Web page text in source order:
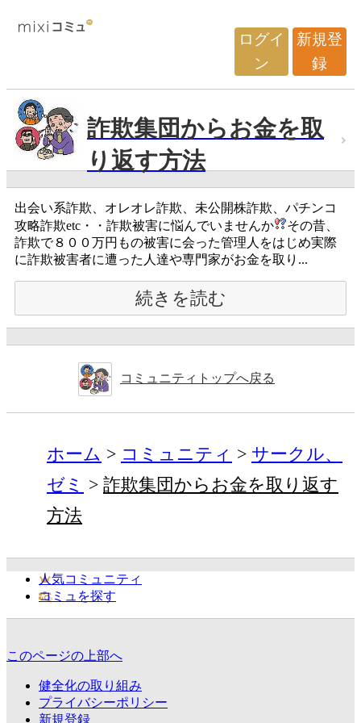
ログイ
ン
新規登
録
詐欺集団からお金を取
り返す方法
出会い系詐欺、オレオレ詐欺、未公開株詐欺、パチンコ
攻略詐欺etc・・詐欺被害に悩んでいませんか
その昔、
詐欺で８００万円もの被害に会った管理人をはじめ実際
に詐欺被害者に遭った人達や専門家がお金を取り...
続きを読む
コミュニティトップへ戻る
ホーム コミュニティ
サークル、
ゼミ
詐欺集団からお金を取り返す
方法
人気コミュニティ
コミュを探す
このページの上部へ
健全化の取り組み
プライバシーポリシー
新規登録